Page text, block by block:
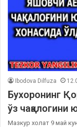
Ibodova Dilfuza
Бухоронинг
ўз
Мазкур холат 9 май